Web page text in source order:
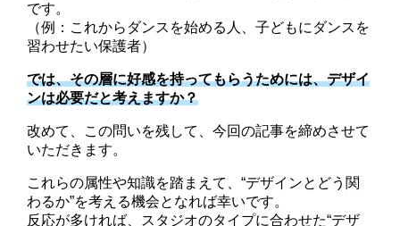
です。
（例：これからダンスを始める人、子どもにダンスを
習わせたい保護者）
では、その層に好感を持ってもらうためには、デザイ
ンは必要だと考えますか？
改めて、この問いを残して、今回の記事を締めさせて
いただきます。
これらの属性や知識を踏まえて、“デザインとどう関
わるか”を考える機会となれば幸いです。
反応が多ければ、スタジオのタイプに合わせた“デザ